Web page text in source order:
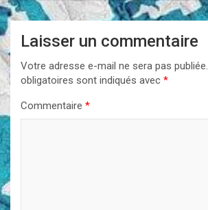
l’article
Laisser un commentaire
Votre adresse e-mail ne sera pas publiée.
obligatoires sont indiqués avec *
Commentaire *